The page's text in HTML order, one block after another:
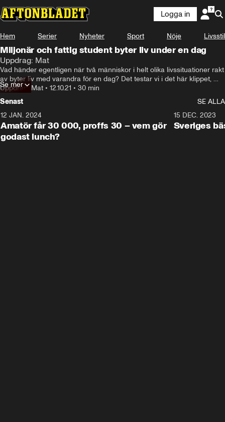
Logga in
Hem Serier Nyheter Sport Nöje Livsstil
Miljonär och fattig student byter liv under en dag
Uppdrag: Mat
Vad händer egentligen när två människor i helt olika livssituationer rakt
av byter liv med varandra för en dag? Det testar vi i det här klippet,
med hjälp av miljonären Magnus och studenten Frank.
Hoppas ni ska tycka om klippet!
Stort tack till Royal Air!
—-
Uppdrag: Mat • 12.10.21 • 30 min
Se mer
Senast
SE ALLA
12 JAN. 2024
Amatör får 30 000, proffs 30 – vem gör
godast lunch?
15 DEC. 2023
Sveriges